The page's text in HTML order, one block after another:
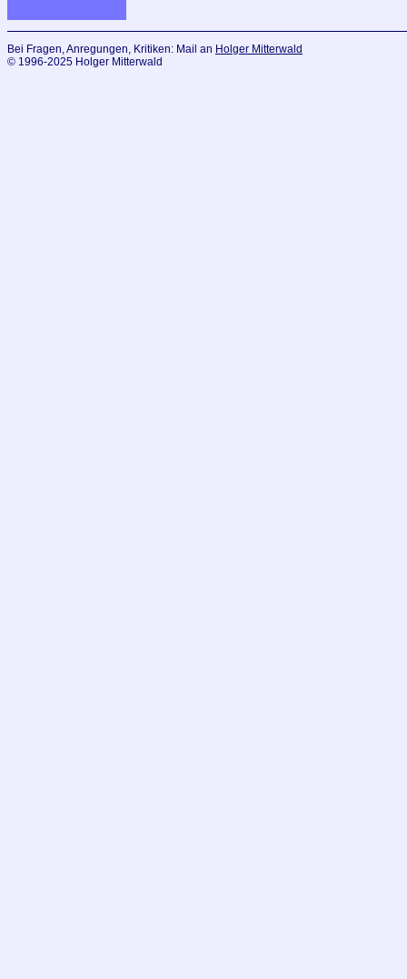
Bei Fragen, Anregungen, Kritiken: Mail an Holger Mitterwald
© 1996-2025 Holger Mitterwald